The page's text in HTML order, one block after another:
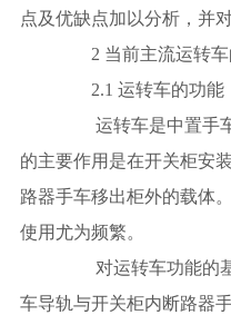
点及优缺点加以分析，并
2 当前主流运转车
2.1 运转车的功能
运转车是中置手车
的主要作用是在开关柜安
路器手车移出柜外的载体
使用尤为频繁。
对运转车功能的基
车导轨与开关柜内断路器